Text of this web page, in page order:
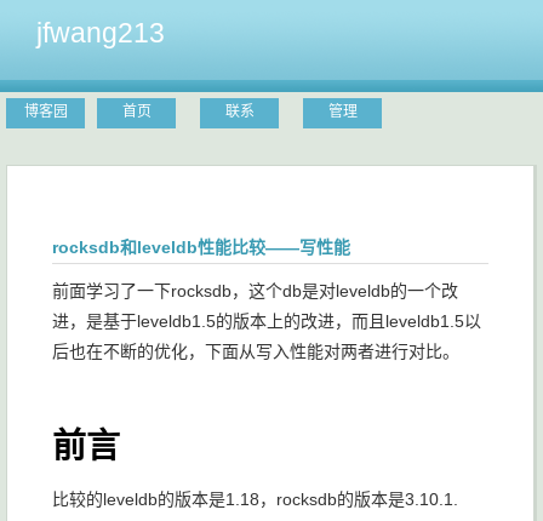
jfwang213
博客园 首页 联系 管理
rocksdb和leveldb性能比较——写性能
前面学习了一下rocksdb，这个db是对leveldb的一个改
进，是基于leveldb1.5的版本上的改进，而且leveldb1.5以
后也在不断的优化，下面从写入性能对两者进行对比。
前言
比较的leveldb的版本是1.18，rocksdb的版本是3.10.1.